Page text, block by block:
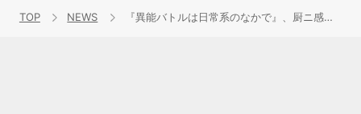
TOP NEWS 『異能バトルは日常系のなかで』、厨ニ感満載の岡本信彦スペシャル・インタビューほかコンテンツ大量解禁！